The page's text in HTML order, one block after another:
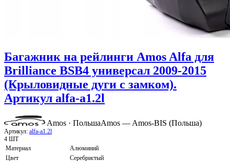
Багажник на рейлинги Amos Alfa для
Brilliance BSB4 универсал 2009-2015
(Крыловидные дуги с замком).
Артикул alfa-a1.2l
Amos · ПольшаAmos — Amos-BIS (Польша)
Артикул: alfa-a1.2l
4 ШТ
Материал
Алюминий
Цвет
Серебристый